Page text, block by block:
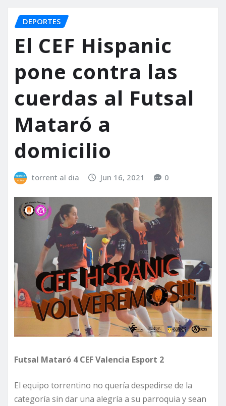
DEPORTES
El CEF Hispanic
pone contra las
cuerdas al Futsal
Mataró a
domicilio
torrent al dia Jun 16, 2021 0
Futsal Mataró 4 CEF Valencia Esport 2
El equipo torrentino no quería despedirse de la
categoría sin dar una alegría a su parroquia y sean